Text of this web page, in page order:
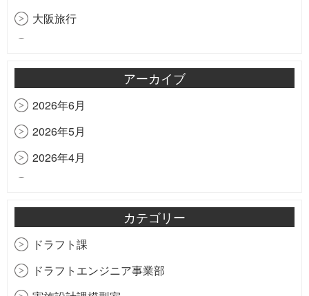
大阪旅行
祝！創立20周年
匠心会
香港ディズニーランド
アーカイブ
2026年6月
2026年5月
2026年4月
2026年2月
2025年11月
2025年7月
カテゴリー
ドラフト課
ドラフトエンジニア事業部